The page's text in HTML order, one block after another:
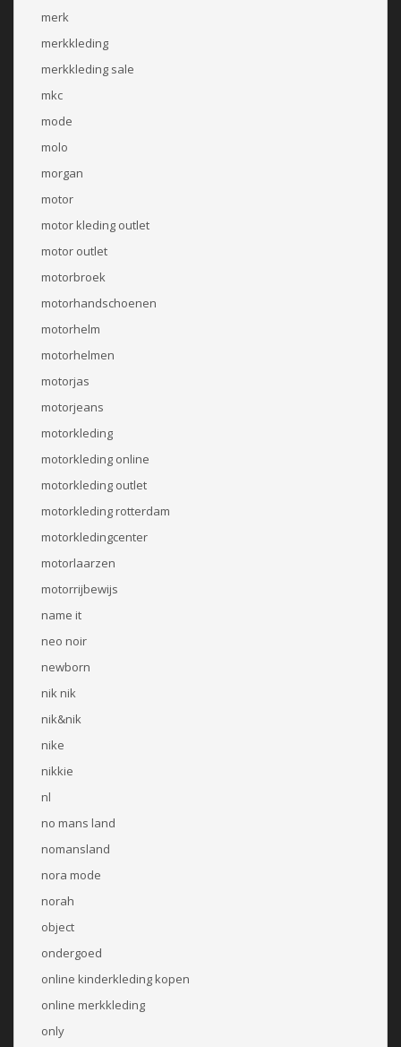
merk
merkkleding
merkkleding sale
mkc
mode
molo
morgan
motor
motor kleding outlet
motor outlet
motorbroek
motorhandschoenen
motorhelm
motorhelmen
motorjas
motorjeans
motorkleding
motorkleding online
motorkleding outlet
motorkleding rotterdam
motorkledingcenter
motorlaarzen
motorrijbewijs
name it
neo noir
newborn
nik nik
nik&nik
nike
nikkie
nl
no mans land
nomansland
nora mode
norah
object
ondergoed
online kinderkleding kopen
online merkkleding
only